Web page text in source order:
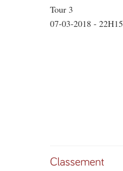
Tour 3
07-03-2018 - 22H15
Classement